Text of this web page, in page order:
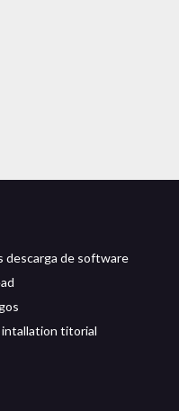
descarga de software
intallation titorial